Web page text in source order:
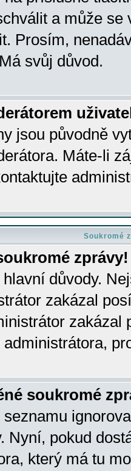
a může se
Prosím,
svůj důvod.
jsou původně
Máte-li
Soukromé
zprávy!
důvody.
zakázal
zakázal
soukromé
Nyní, pokud
který má tu